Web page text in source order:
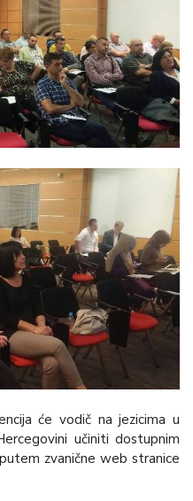
će vodič na jezicima u
učiniti dostupnim
zvanične web stranice